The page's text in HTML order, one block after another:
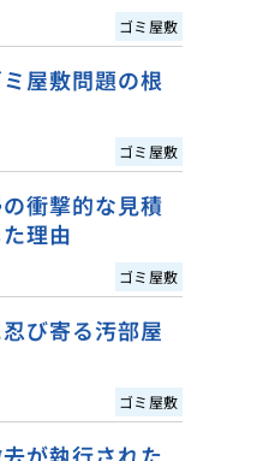
ゴミ屋敷
屋敷問題の根
ゴミ屋敷
衝撃的な見積
理由
ゴミ屋敷
び寄る汚部屋
ゴミ屋敷